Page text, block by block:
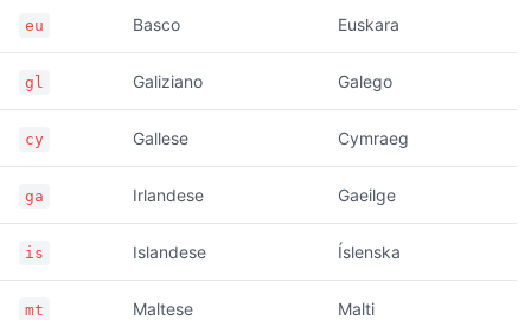
eu Basco Euskara
gl Galiziano Galego
cy Gallese Cymraeg
ga Irlandese Gaeilge
is Islandese Íslenska
mt Maltese Malti